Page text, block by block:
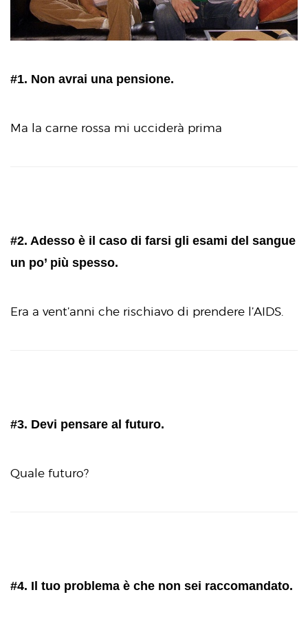
#1. Non avrai una pensione.
Ma la carne rossa mi ucciderà prima
#2. Adesso è il caso di farsi gli esami del sangue
un po’ più spesso.
Era a vent’anni che rischiavo di prendere l’AIDS.
#3. Devi pensare al futuro.
Quale futuro?
#4. Il tuo problema è che non sei raccomandato.